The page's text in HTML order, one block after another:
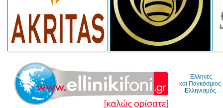
΄Ελληνες
και Παγκόσμιος
Ελληνισμός